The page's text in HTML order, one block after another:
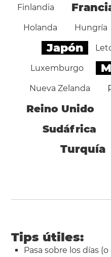
Finlandia
Holanda Hungría
Japón
Luxemburgo
Nueva Zelanda
Reino Unido
Sudáfrica
Turquía
Tips útiles:
Pasa sobre los días